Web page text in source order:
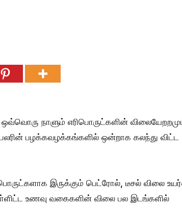
நாளும் எரிபொருட்களின்
பழக்கவழக்கங்களில் ஒன்றாக கலந்து விட்ட
இருக்கும் பெட்ரோல், டீசல் விலை
உணவு வகைகளின் விலை பல இடங்களில்